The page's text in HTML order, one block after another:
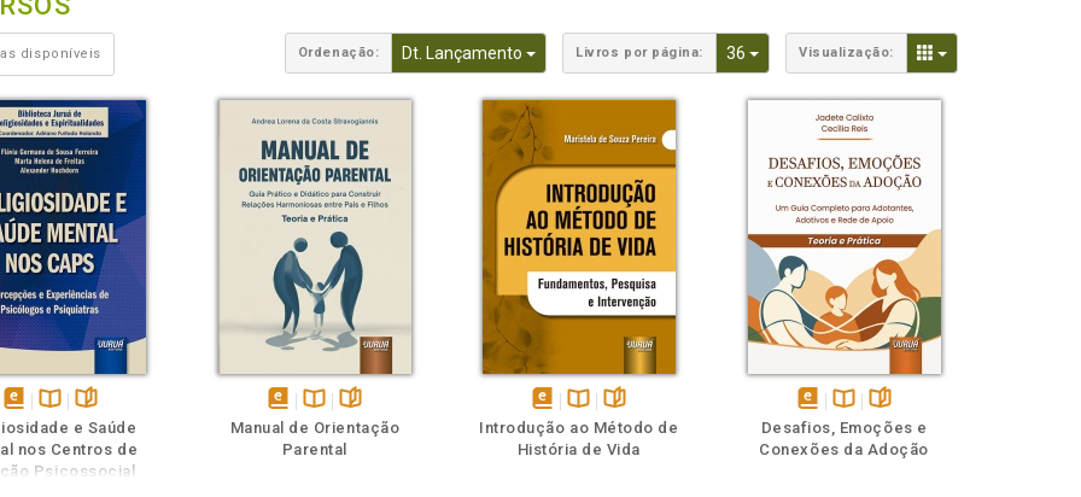
disponíveis Ordenação: Dt. Lançamento Toggle Dropdown
Livros por página: 36 Toggle Dropdown
Visualização: Toggle Dropdown
disponível
em
eBook
Disponível
na
B.V.
páginas
e Saúde
nos Centros de
Psicossocial
disponível
em
Disponível
na
páginas
Manual de Orientação
Parental
disponível
em
Disponível
na
páginas
Introdução ao Método de
História de Vida
disponível
em
Também
Disponível
na
Folheie
páginas
Desafios, Emoções e
Conexões da Adoção